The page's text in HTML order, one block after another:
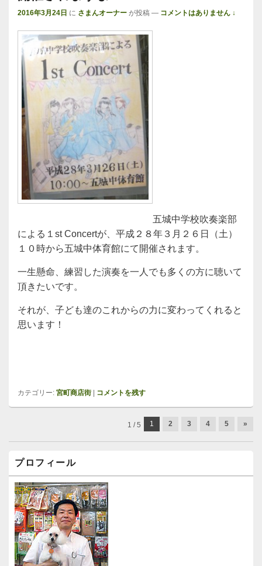
2016年3月24日 に さまんオーナー が投稿 — コメントはありません ↓
五城中学校吹奏楽部
による１st Concertが、平成２８年３月２６日（土）
１０時から五城中体育館にて開催されます。
一生懸命、練習した演奏を一人でも多くの方に聴いて
頂きたいです。
それが、子ども達のこれからの力に変わってくれると
思います！
カテゴリー: 宮町商店街 コメントを残す
ビ
ゲ
ー
シ
ョ
ン
1 / 5 1 2 3 4 5 »
ン
サ
イ
ド
バ
ー
ウ
ィ
ジ
プロフィール